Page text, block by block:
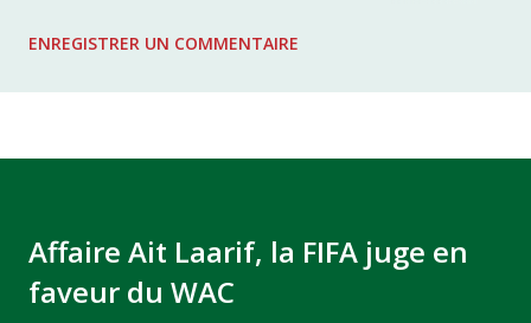
KHEMISET Mardi 06/12/2011 15H00 WAF - OCS au
ENREGISTRER UN COMMENTAIRE
Affaire Ait Laarif, la FIFA juge en
faveur du WAC